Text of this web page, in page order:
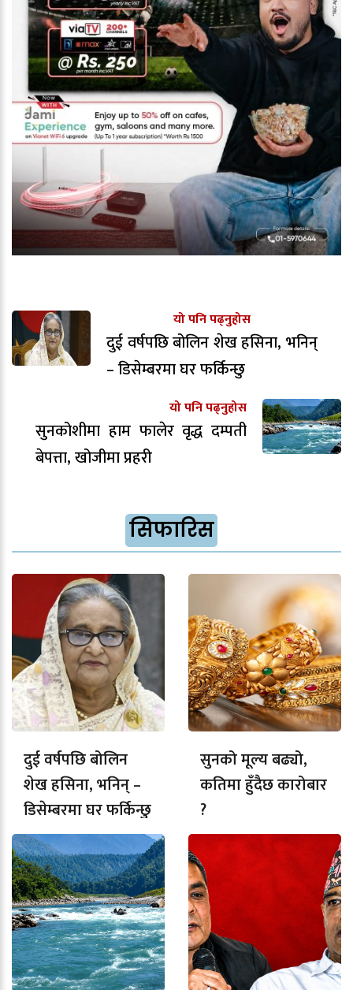
यो पनि पढ्नुहोस
दुई वर्षपछि बोलिन शेख हसिना, भनिन्
– डिसेम्बरमा घर फर्किन्छु
यो पनि पढ्नुहोस
सुनकोशीमा हाम फालेर वृद्ध दम्पती
बेपत्ता, खोजीमा प्रहरी
सिफारिस
दुई वर्षपछि बोलिन
शेख हसिना, भनिन् –
डिसेम्बरमा घर फर्किन्छु
सुनको मूल्य बढ्यो,
कतिमा हुँदैछ कारोबार
?